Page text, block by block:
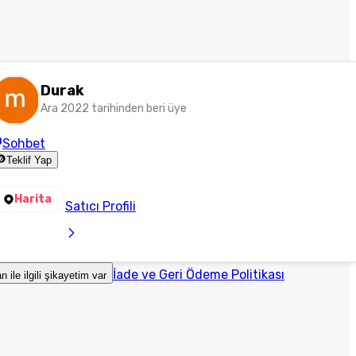
Durak
Ara 2022 tarihinden beri üye
Sohbet
Teklif Yap
Harita Satıcı Profili
ile ilgili şikayetim var İade ve Geri Ödeme Politikası